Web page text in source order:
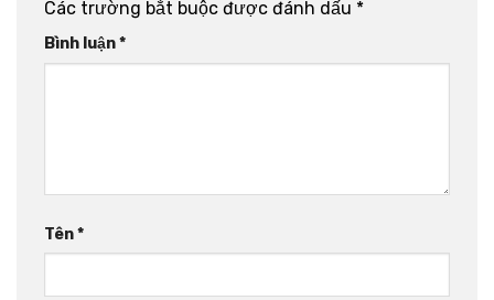
Các trường bắt buộc được đánh dấu *
Bình luận*
Tên*